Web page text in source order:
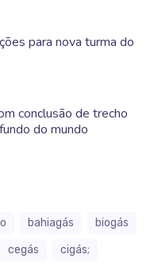
para nova turma do
conclusão de trecho
do mundo
bahiagás
biogás
cegás
cigás;